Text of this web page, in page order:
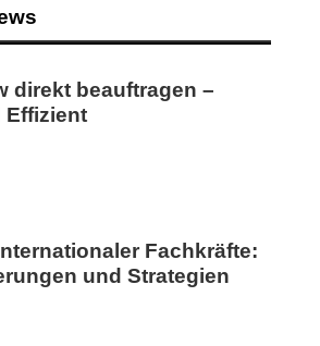
direkt beauftragen –
Effizient
Fachkräfte:
und Strategien